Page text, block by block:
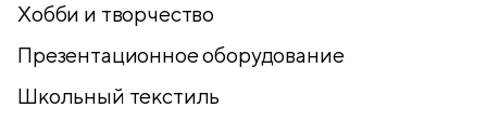
Хобби и творчество
Презентационное оборудование
Школьный текстиль